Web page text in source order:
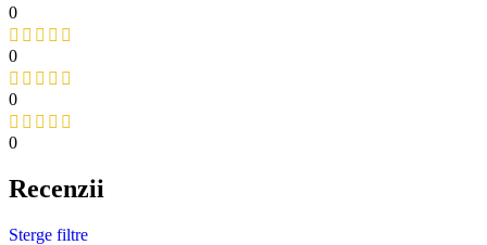
0
0
0
0
Recenzii
Sterge filtre